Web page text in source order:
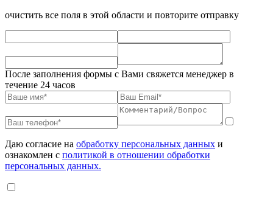
очистить все поля в этой области и повторите отправку
После заполнения формы с Вами свяжется менеджер в
течение 24 часов
Даю согласие на обработку персональных данных и
ознакомлен с политикой в отношении обработки
персональных данных.